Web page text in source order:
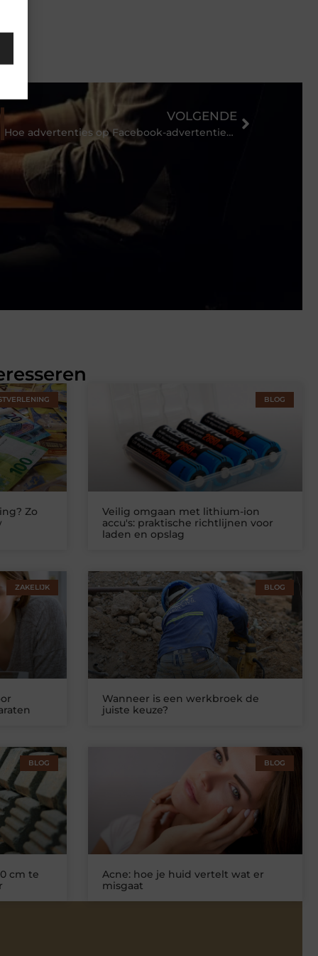
VOLGENDE
Hoe advertenties op Facebook-advertenties aan klanten te verkopen
Zo
BLOG
Veilig omgaan met lithium-ion
accu's: praktische richtlijnen voor
laden en opslag
ZAKELIJK BLOG
Wanneer is een werkbroek de
juiste keuze?
BLOG
cm te
BLOG
Acne: hoe je huid vertelt wat er
misgaat